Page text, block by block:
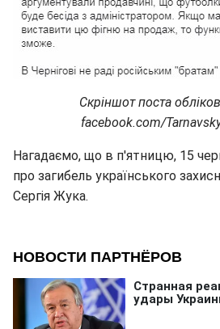
Скріншот поста
facebook.com/
Нагадаємо, що в п'ятницю, 15
про загибель українського
Сергія Жука.